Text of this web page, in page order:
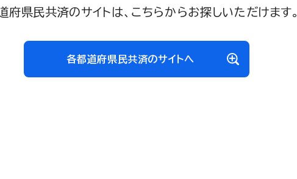
府県民共済のサイトは、こちらからお探しいただけます。
各都道府県民共済のサイトへ